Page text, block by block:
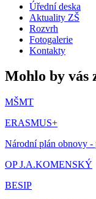
Úřední deska
Aktuality ZŠ
Rozvrh
Fotogalerie
Kontakty
Mohlo by vás
MŠMT
ERASMUS+
Národní plán obnovy -
OP J.A.KOMENSKÝ
BESIP